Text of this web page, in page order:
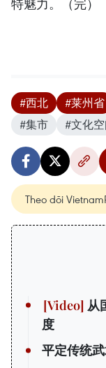
特魅力。（完）
#西北 #莱州省
#集市
#文化
Theo dõi
从
度
平定传统